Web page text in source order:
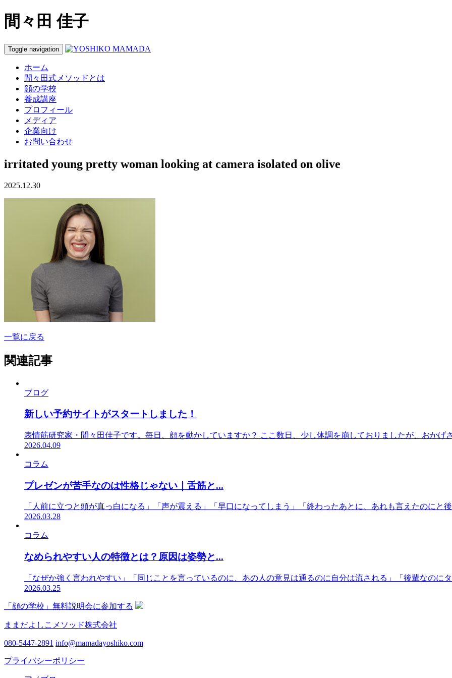
間々田 佳子
Toggle navigation
ホーム
間々田式メソッドとは
顔の学校
養成講座
プロフィール
メディア
企業向け
お問い合わせ
irritated young pretty woman looking at camera isolated on olive
2025.12.30
一覧に戻る
関連記事
ブログ
新しい予約サイトがスタートしました！
表情筋研究家・間々田佳子です。毎日、顔を動かしていますか？ ここ数日、少し体調を崩しておりましたが、おかげ
2026.04.09
コラム
プレゼンが苦手なのは性格じゃない｜舌筋と...
「人前に立つと頭が真っ白になる」「声が震える」「早口になってしまう」「終わったあとに、あれも言えたのに
2026.03.28
コラム
なめられやすい人の特徴とは？原因は姿勢と...
「なぜか強く言われやすい」「同じことを言っているのに、あの人の意見は通るのに自分は流される」「後輩なのに
2026.03.25
「顔の学校」無料説明会に参加する
ままだよしこメソッド株式会社
080-5447-2891 info@mamadayoshiko.com
プライバシーポリシー